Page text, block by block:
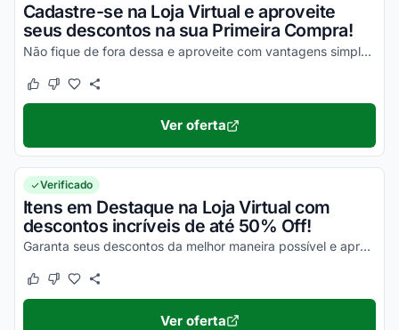
Cadastre-se na Loja Virtual e aproveite
seus descontos na sua Primeira Compra!
Não fique de fora dessa e aproveite com vantagens simplesmente incríveis!
Este cupom funcionou
Este cupom não funcionou
Ver oferta
Verificado
Itens em Destaque na Loja Virtual com
descontos incríveis de até 50% Off!
Garanta seus descontos da melhor maneira possível e aproveite para economizar!
Este cupom funcionou
Este cupom não funcionou
Ver oferta